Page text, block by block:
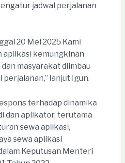
jadwal perjalanan
20 Mei 2025 Kami
aplikasi kemungkinan
masyarakat diimbau
perjalanan,” lanjut Igun.
terhadap dinamika
dan aplikator, terutama
sewa aplikasi,
sewa aplikasi
Keputusan Menteri